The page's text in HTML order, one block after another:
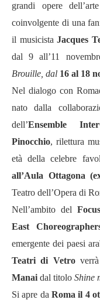
grandi opere
coinvolgente di una
il musicista Jacques
dal 9 all’11
Brouille, dal 16 al 18
Nel dialogo con
nato dalla
dell’Ensemble
Pinocchio, rilettura
età della celebre
all’Aula Ottagona
Teatro dell’Opera di
Nell’ambito del
East
emergente dei paesi
Teatri di Vetroverrà
Manai dal titolo Shine
Si apre da Roma il 4